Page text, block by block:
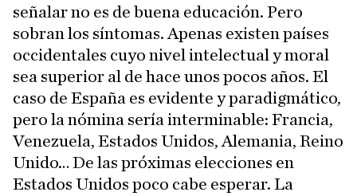
señalar no es de buena educación. Pero
sobran los síntomas. Apenas existen países
occidentales cuyo nivel intelectual y moral
sea superior al de hace unos pocos años. El
caso de España es evidente y paradigmático,
pero la nómina sería interminable: Francia,
Venezuela, Estados Unidos, Alemania, Reino
Unido… De las próximas elecciones en
Estados Unidos poco cabe esperar. La